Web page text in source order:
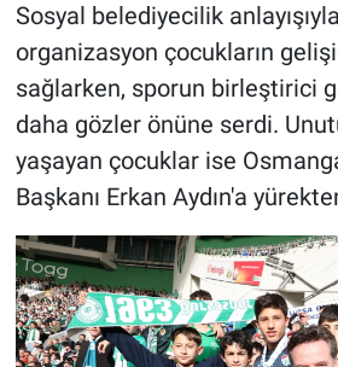
Sosyal belediyecilik
organizasyon çocukların
sağlarken, sporun birleştirici
daha gözler önüne serdi.
yaşayan çocuklar ise
Başkanı Erkan Aydın'a